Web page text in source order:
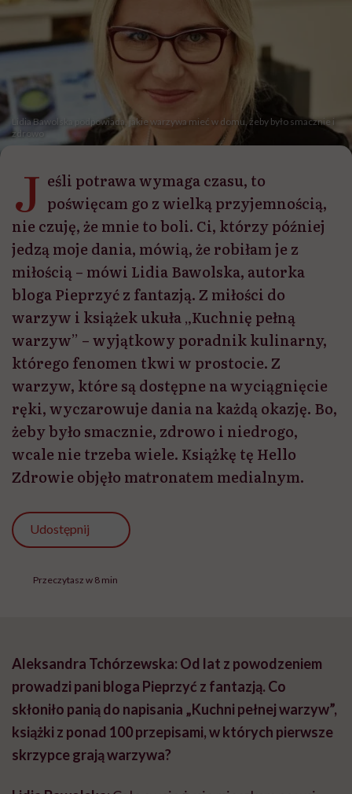
Lidia Bawolska podpowiada, jakie warzywa mieć w domu, żeby było smacznie i
zdrowo
J eśli potrawa wymaga czasu, to
poświęcam go z wielką przyjemnością,
nie czuję, że mnie to boli. Ci, którzy później
jedzą moje dania, mówią, że robiłam je z
miłością – mówi Lidia Bawolska, autorka
bloga Pieprzyć z fantazją. Z miłości do
warzyw i książek ukuła „Kuchnię pełną
warzyw” – wyjątkowy poradnik kulinarny,
którego fenomen tkwi w prostocie. Z
warzyw, które są dostępne na wyciągnięcie
ręki, wyczarowuje dania na każdą okazję. Bo,
żeby było smacznie, zdrowo i niedrogo,
wcale nie trzeba wiele. Książkę tę Hello
Zdrowie objęło matronatem medialnym.
Udostępnij
Przeczytasz w 8 min
Aleksandra Tchórzewska: Od lat z powodzeniem
prowadzi pani bloga Pieprzyć z fantazją. Co
skłoniło panią do napisania „Kuchni pełnej warzyw”,
książki z ponad 100 przepisami, w których pierwsze
skrzypce grają warzywa?